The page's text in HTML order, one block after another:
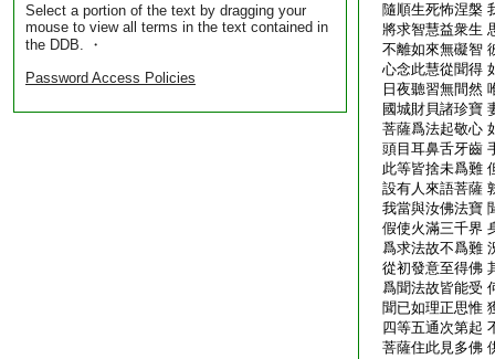
Select a portion of the text by dragging your
mouse to view all terms in the text contained in
the DDB. ・
Password Access Policies
隨順生死怖涅槃
將求智慧益衆生
不離如來無礙智
心念此慧從聞得
日夜聽習無間然
國城財貝諸珍寶
菩薩爲法起敬心
頭目耳鼻舌牙齒
此等皆捨未爲難
設有人來語菩薩
我當與汝佛法寶
假使火滿三千界
爲求法故不爲難
從初發意至得佛
爲聞法故皆能受
聞已如理正思惟
四等五通次第起
菩薩住此見多佛